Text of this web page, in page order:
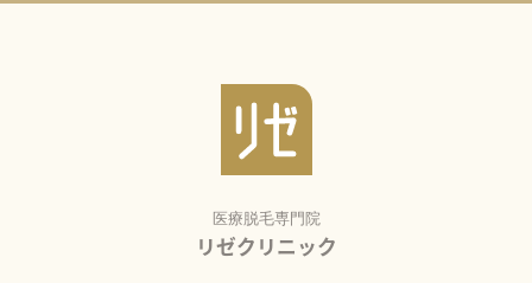
医療脱毛専門院
リゼクリニック